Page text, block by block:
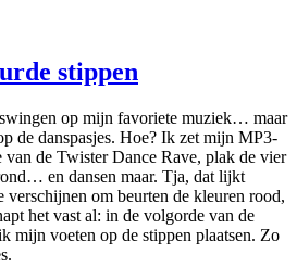
stippen
op mijn favoriete muziek… maar
de danspasjes. Hoe? Ik zet mijn MP3-
van de Twister Dance Rave, plak de vier
en dansen maar. Tja, dat lijkt
verschijnen om beurten de kleuren rood,
het vast al: in de volgorde van de
mijn voeten op de stippen plaatsen. Zo